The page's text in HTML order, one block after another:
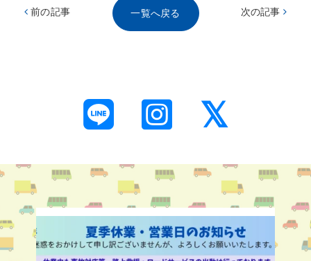
一覧へ戻る
前の記事 次の記事